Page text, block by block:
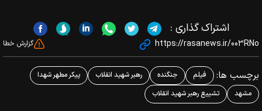
اشتراک گذاری :
https://rasanews.ir/003RNo گزارش خطا
برچسب ها: فیلم جنگنده رهبر شهید انقلاب
پیکر مطهر شهدا
مشهد
تشییع رهبر شهید انقلاب